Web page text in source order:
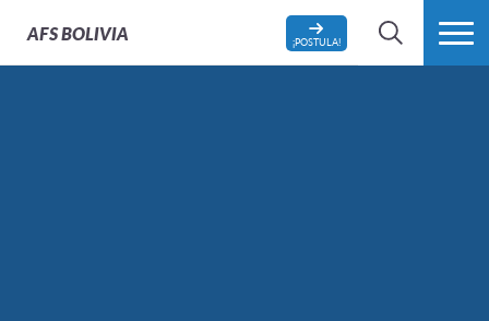
AFSBOLIVIA
BÚSQUEDA MÁS
¡POSTULA!